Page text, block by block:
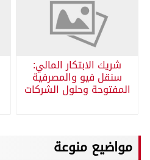
شريك الابتكار المالي:
سنقل فيو والمصرفية
المفتوحة وحلول الشركات
مواضيع منوعة